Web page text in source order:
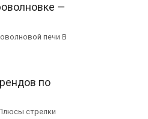
—
печи В
по
стрелки